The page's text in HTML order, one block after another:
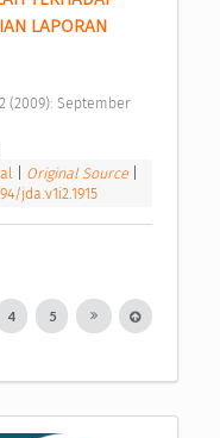
LAPORAN
Original Source
jda.v1i2.1915
4 5